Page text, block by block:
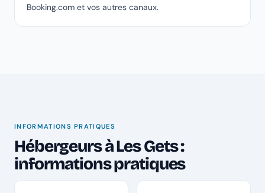
Booking.com et vos autres canaux.
INFORMATIONS PRATIQUES
Hébergeurs à Les Gets :
informations pratiques